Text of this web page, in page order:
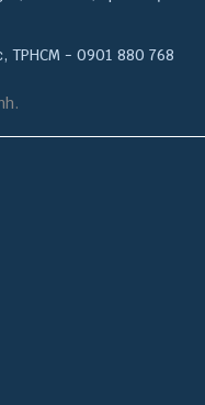
TPHCM - 0901 880 768